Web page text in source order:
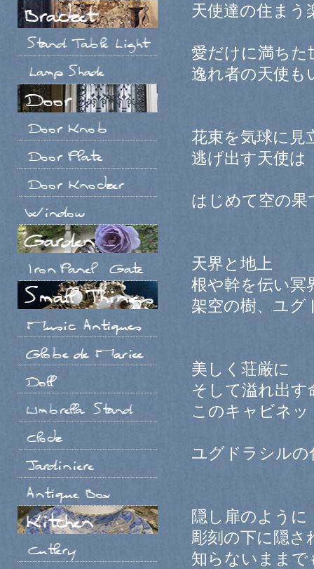
天使達の住まう
愛だけに満ちた
逸れ者の天使も
花束を気球に見
逃げ出す天使は
はじめて空の
天界と地上
根や幹を伝い冥
架空の樹、ユグ
美しく荘厳に
そして溢れ出す
このキャビネッ
ユグドラシル
隠し扉のように
彫刻の下に隠さ
知らないままで